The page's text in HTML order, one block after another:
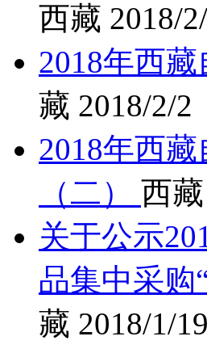
西藏 2018/
2018年西
藏 2018/2/2
2018年西
（二） 西藏
关于公示
品集中采
藏 2018/1/19